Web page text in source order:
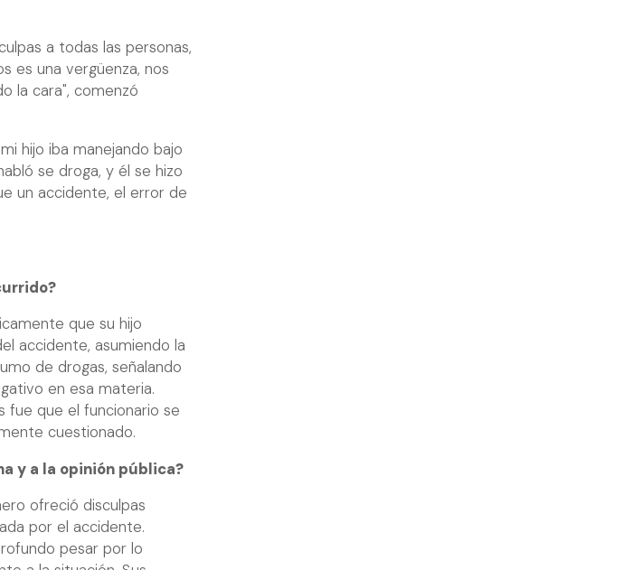
a todas las personas,
es una vergüenza, nos
la cara", comenzó
hijo iba manejando bajo
se droga, y él se hizo
un accidente, el error de
que su hijo
accidente, asumiendo la
de drogas, señalando
en esa materia.
fue que el funcionario se
cuestionado.
y a la opinión pública?
ofreció disculpas
por el accidente.
pesar por lo